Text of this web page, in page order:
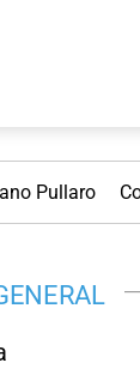
Pullaro